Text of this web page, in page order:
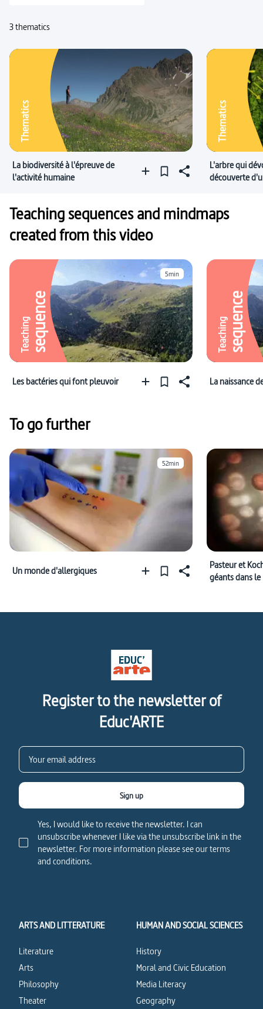
#recherche environnementale
#dissémination #dépérissement forestier
3 thematics
Thematics
La biodiversité à l'épreuve de
l'activité humaine
Thematics
L'arbre qui
découverte
Teaching sequences and mindmaps
created from this video
Teachingsequence
5min
Les bactéries qui font pleuvoir
Teachingsequence
La naissance
To go further
52min
Un monde d'allergiques
Pasteur et
géants dans
Register to the newsletter of
Educ'ARTE
Yes, I would like to receive the newsletter. I can
unsubscribe whenever I like via the unsubscribe link in the
newsletter. For more information please see our terms
and conditions.
Sign up
ARTS AND LITTERATURE
Literature
Arts
Philosophy
Theater
HUMAN AND SOCIAL SCIENCES
History
Moral and Civic Education
Media Literacy
Geography